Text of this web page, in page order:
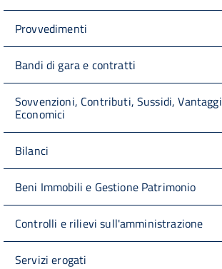
Provvedimenti
Bandi di gara e contratti
Sovvenzioni, Contributi, Sussidi, Vantaggi
Economici
Bilanci
Beni Immobili e Gestione Patrimonio
Controlli e rilievi sull'amministrazione
Servizi erogati